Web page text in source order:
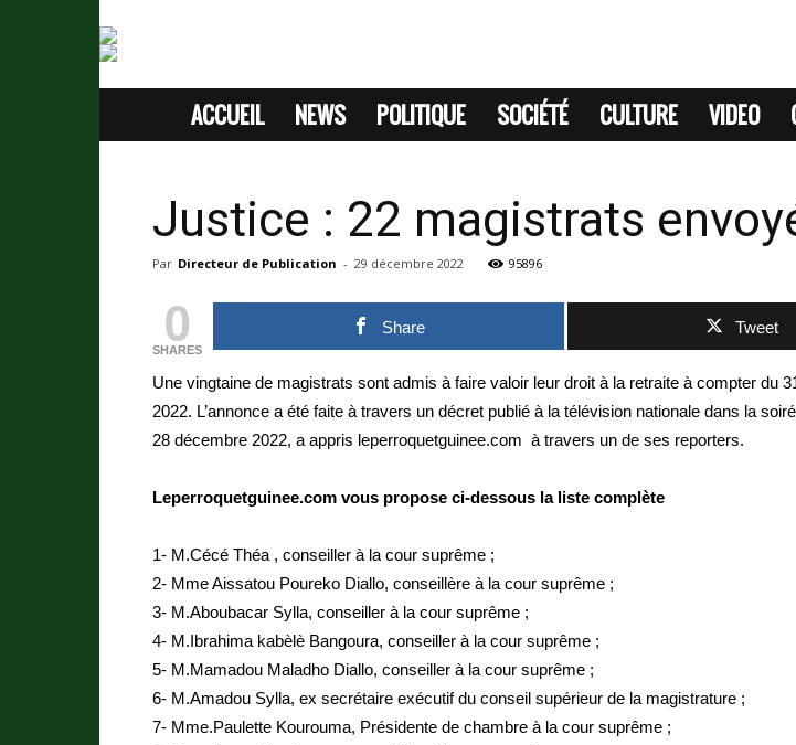
SITE
SANS
PASSION
ACCUEIL NEWS POLITIQUE SOCIÉTÉ CULTURE VIDEO
Justice : 22 magistrats
Par Directeur de Publication - 29 décembre 2022 95896
0
SHARES
Share Tweet
Une vingtaine de magistrats sont admis à faire valoir leur droit à la retraite à compter du
2022. L’annonce a été faite à travers un décret publié à la télévision nationale dans la
28 décembre 2022, a appris leperroquetguinee.com à travers un de ses reporters.
Leperroquetguinee.com vous propose ci-dessous la liste complète
1- M.Cécé Théa , conseiller à la cour suprême ;
2- Mme Aissatou Poureko Diallo, conseillère à la cour suprême ;
3- M.Aboubacar Sylla, conseiller à la cour suprême ;
4- M.Ibrahima kabèlè Bangoura, conseiller à la cour suprême ;
5- M.Mamadou Maladho Diallo, conseiller à la cour suprême ;
6- M.Amadou Sylla, ex secrétaire exécutif du conseil supérieur de la magistrature ;
7- Mme.Paulette Kourouma, Présidente de chambre à la cour suprême ;